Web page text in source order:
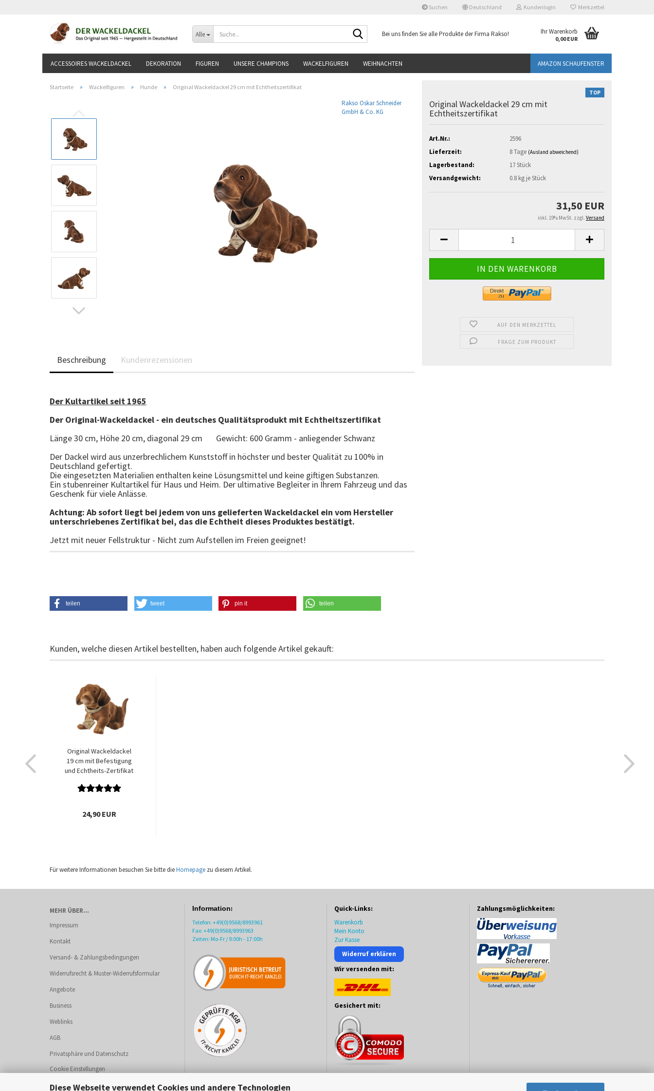
Diese Webseite verwendet Cookies und andere Technologien
Suchen Deutschland Kundenlogin Merkzettel
Alle Bei uns finden Sie alle Produkte der Firma Rakso! Ihr Warenkorb
0,00 EUR
ACCESSOIRES WACKELDACKEL DEKORATION FIGUREN UNSERE CHAMPIONS WACKELFIGUREN WEIHNACHTEN AMAZON SCHAUFENSTER
Startseite » Wackelfiguren » Hunde » Original Wackeldackel 29 cm mit Echtheitszertifikat
Rakso Oskar Schneider
GmbH & Co. KG
TOP
Original Wackeldackel 29 cm mit
Echtheitszertifikat
Art.Nr.:
2596
Lieferzeit:
8 Tage (Ausland abweichend)
Lagerbestand: 17Stück
Versandgewicht:
0.8 kg je Stück
31,50 EUR
inkl. 19% MwSt. zzgl. Versand
AUF DEN MERKZETTEL
FRAGE ZUM PRODUKT
Beschreibung Kundenrezensionen
Der Kultartikel seit 1965
Der Original-Wackeldackel - ein deutsches Qualitätsprodukt mit Echtheitszertifikat
Länge 30 cm, Höhe 20 cm, diagonal 29 cm Gewicht: 600 Gramm - anliegender Schwanz
Der Dackel wird aus unzerbrechlichem Kunststoff in höchster und bester Qualität zu 100% in
Deutschland gefertigt.
Die eingesetzten Materialien enthalten keine Lösungsmittel und keine giftigen Substanzen.
Ein stubenreiner Kultartikel für Haus und Heim. Der ultimative Begleiter in Ihrem Fahrzeug und das
Geschenk für viele Anlässe.
Achtung: Ab sofort liegt bei jedem von uns gelieferten Wackeldackel ein vom Hersteller
unterschriebenes Zertifikat bei, das die Echtheit dieses Produktes bestätigt.
Jetzt mit neuer Fellstruktur - Nicht zum Aufstellen im Freien geeignet!
teilen tweet pin it teilen
Kunden, welche diesen Artikel bestellten, haben auch folgende Artikel gekauft:
Original Wackeldackel
19 cm mit Befestigung
und Echtheits-Zertifikat
24,90 EUR
Für weitere Informationen besuchen Sie bitte dieHomepage zu diesem Artikel.
MEHR ÜBER...
Impressum
Kontakt
Versand- & Zahlungsbedingungen
Widerrufsrecht & Muster-Widerrufsformular
Angebote
Business
Weblinks
AGB
Privatsphäre und Datenschutz
Cookie Einstellungen
Information:
Telefon: +49(0)9568/8993961
Fax: +49(0)9568/8993963
Zeiten: Mo-Fr / 9:00h - 17:00h
Quick-Links:
Warenkorb
Mein Konto
Zur Kasse
Widerruf erklären
Wir versenden mit:
Gesichert mit:
Zahlungsmöglichkeiten: